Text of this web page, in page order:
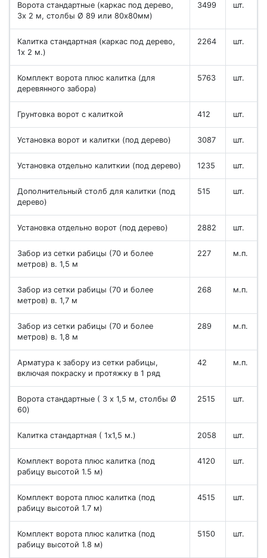
Ворота стандартные (каркас под дерево,
3х 2 м, столбы Ø 89 или 80х80мм)
3499 шт.
Калитка стандартная (каркас под дерево,
1х 2 м.)
2264 шт.
Комплект ворота плюс калитка (для
деревянного забора)
5763 шт.
Грунтовка ворот с калиткой 412 шт.
Установка ворот и калитки (под дерево) 3087 шт.
Установка отдельно калиткии (под дерево) 1235 шт.
Дополнительный столб для калитки (под
дерево)
515 шт.
Установка отдельно ворот (под дерево) 2882 шт.
Забор из сетки рабицы (70 и более
метров) в. 1,5 м
227 м.п.
Забор из сетки рабицы (70 и более
метров) в. 1,7 м
268 м.п.
Забор из сетки рабицы (70 и более
метров) в. 1,8 м
289 м.п.
Арматура к забору из сетки рабицы,
включая покраску и протяжку в 1 ряд
42 м.п.
Ворота стандартные ( 3 х 1,5 м, столбы Ø
60)
2515 шт.
Калитка стандартная ( 1х1,5 м.) 2058 шт.
Комплект ворота плюс калитка (под
рабицу высотой 1.5 м)
4120 шт.
Комплект ворота плюс калитка (под
рабицу высотой 1.7 м)
4515 шт.
Комплект ворота плюс калитка (под
рабицу высотой 1.8 м)
5150 шт.